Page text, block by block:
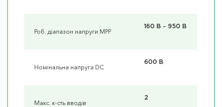
Роб. діапазон напруги MPP
160 В ~ 950 В
Номінальна напруга DC
600 В
Макс. к-сть вводів
2